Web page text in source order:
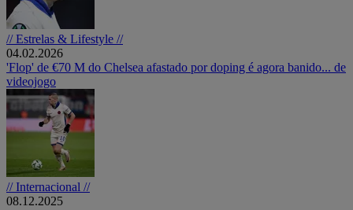
// Estrelas & Lifestyle //
04.02.2026
'Flop' de €70 M do Chelsea afastado por doping é agora banido... de
videojogo
// Internacional //
08.12.2025